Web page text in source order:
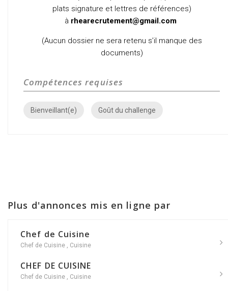
plats signature et lettres de références)
à rhearecrutement@gmail.com
(Aucun dossier ne sera retenu s’il manque des
documents)
Compétences requises
Bienveillant(e) Goût du challenge
Plus d'annonces mis en ligne par
Chef de Cuisine
Chef de Cuisine , Cuisine
CHEF DE CUISINE
Chef de Cuisine , Cuisine